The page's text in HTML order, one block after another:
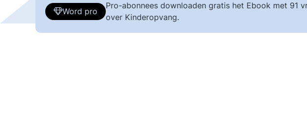
Word pro
Pro-abonnees downloaden gratis het Ebook met 91
over Kinderopvang.